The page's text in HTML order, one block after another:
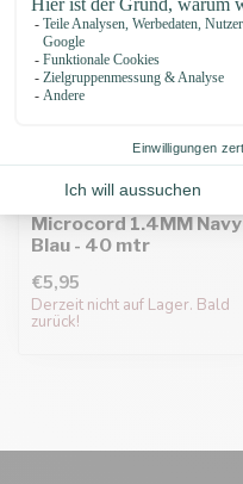
Microcord 1.4MM Navy
Blau - 40 mtr
€5,95
Derzeit nicht auf Lager. Bald
zurück!